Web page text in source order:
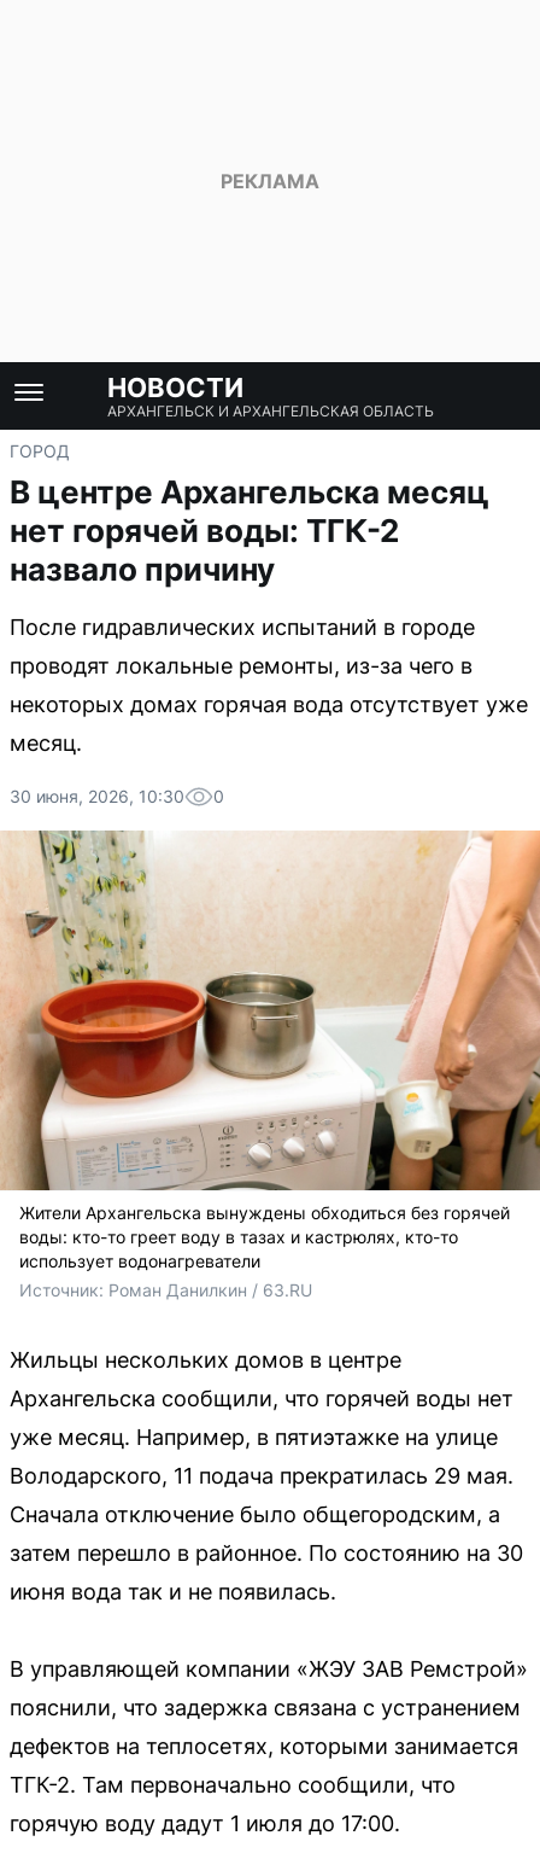
НОВОСТИ
АРХАНГЕЛЬСК И АРХАНГЕЛЬСКАЯ ОБЛАСТЬ
ГОРОД
В центре Архангельска месяц
нет горячей воды: ТГК-2
назвало причину
После гидравлических испытаний в городе
проводят локальные ремонты, из-за чего в
некоторых домах горячая вода отсутствует уже
месяц.
30 июня, 2026, 10:30 0
Жители Архангельска вынуждены обходиться без горячей
воды: кто-то греет воду в тазах и кастрюлях, кто-то
использует водонагреватели
Источник: Роман Данилкин / 63.RU
Жильцы нескольких домов в центре
Архангельска сообщили, что горячей воды нет
уже месяц. Например, в пятиэтажке на улице
Володарского, 11 подача прекратилась 29 мая.
Сначала отключение было общегородским, а
затем перешло в районное. По состоянию на 30
июня вода так и не появилась.
В управляющей компании «ЖЭУ ЗАВ Ремстрой»
пояснили, что задержка связана с устранением
дефектов на теплосетях, которыми занимается
ТГК-2. Там первоначально сообщили, что
горячую воду дадут 1 июля до 17:00.